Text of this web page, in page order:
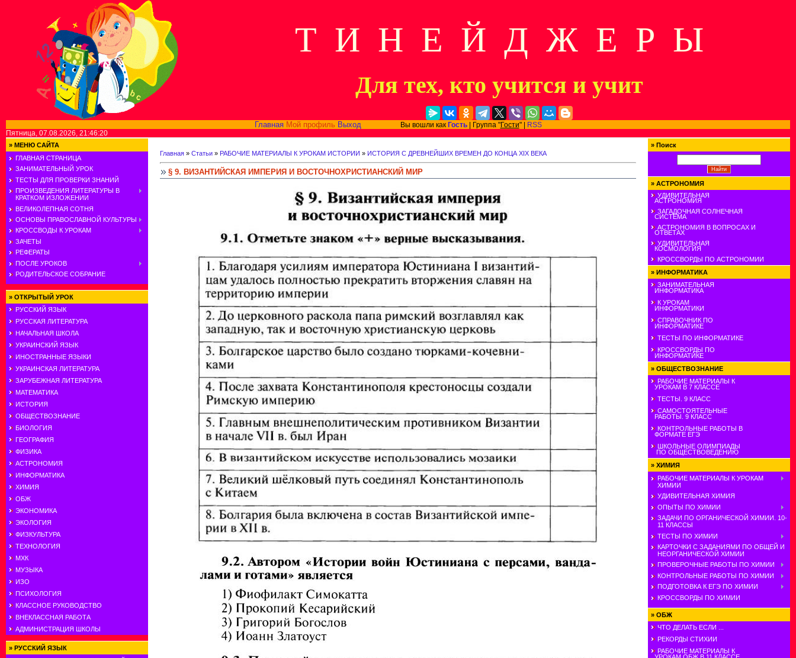
Т И Н Е Й Д Ж Е Р Ы
Для тех, кто учится и учит
Главная Мой профиль ВыходВы вошли как Гость| Группа "Гости" |
RSS
Пятница, 07.08.2026, 21:46:20
» МЕНЮ САЙТА
ГЛАВНАЯ СТРАНИЦА
ЗАНИМАТЕЛЬНЫЙ УРОК
ТЕСТЫ ДЛЯ ПРОВЕРКИ ЗНАНИЙ
ПРОИЗВЕДЕНИЯ ЛИТЕРАТУРЫ В
КРАТКОМ ИЗЛОЖЕНИИ
ВЕЛИКОЛЕПНАЯ СОТНЯ
ОСНОВЫ ПРАВОСЛАВНОЙ КУЛЬТУРЫ
КРОССВОДЫ К УРОКАМ
ЗАЧЕТЫ
РЕФЕРАТЫ
ПОСЛЕ УРОКОВ
РОДИТЕЛЬСКОЕ СОБРАНИЕ
» ОТКРЫТЫЙ УРОК
РУССКИЙ ЯЗЫК
РУССКАЯ ЛИТЕРАТУРА
НАЧАЛЬНАЯ ШКОЛА
УКРАИНСКИЙ ЯЗЫК
ИНОСТРАННЫЕ ЯЗЫКИ
УКРАИНСКАЯ ЛИТЕРАТУРА
ЗАРУБЕЖНАЯ ЛИТЕРАТУРА
МАТЕМАТИКА
ИСТОРИЯ
ОБЩЕСТВОЗНАНИЕ
БИОЛОГИЯ
ГЕОГРАФИЯ
ФИЗИКА
АСТРОНОМИЯ
ИНФОРМАТИКА
ХИМИЯ
ОБЖ
ЭКОНОМИКА
ЭКОЛОГИЯ
ФИЗКУЛЬТУРА
ТЕХНОЛОГИЯ
МХК
МУЗЫКА
ИЗО
ПСИХОЛОГИЯ
КЛАССНОЕ РУКОВОДСТВО
ВНЕКЛАССНАЯ РАБОТА
АДМИНИСТРАЦИЯ ШКОЛЫ
» РУССКИЙ ЯЗЫК
Главная » Статьи » РАБОЧИЕ МАТЕРИАЛЫ К УРОКАМ ИСТОРИИ » ИСТОРИЯ С ДРЕВНЕЙШИХ ВРЕМЕН ДО КОНЦА XIX ВЕКА
§ 9. ВИЗАНТИЙСКАЯ ИМПЕРИЯ И ВОСТОЧНОХРИСТИАНСКИЙ МИР
» Поиск
» АСТРОНОМИЯ
УДИВИТЕЛЬНАЯ
АСТРОНОМИЯ
ЗАГАДОЧНАЯ СОЛНЕЧНАЯ
СИСТЕМА
АСТРОНОМИЯ В ВОПРОСАХ И
ОТВЕТАХ
УДИВИТЕЛЬНАЯ
КОСМОЛОГИЯ
КРОССВОРДЫ ПО АСТРОНОМИИ
» ИНФОРМАТИКА
ЗАНИМАТЕЛЬНАЯ
ИНФОРМАТИКА
К УРОКАМ
ИНФОРМАТИКИ
СПРАВОЧНИК ПО
ИНФОРМАТИКЕ
ТЕСТЫ ПО ИНФОРМАТИКЕ
КРОССВОРДЫ ПО
ИНФОРМАТИКЕ
» ОБЩЕСТВОЗНАНИЕ
РАБОЧИЕ МАТЕРИАЛЫ К
УРОКАМ В 7 КЛАССЕ
ТЕСТЫ. 9 КЛАСС
САМОСТОЯТЕЛЬНЫЕ
РАБОТЫ. 9 КЛАСС
КОНТРОЛЬНЫЕ РАБОТЫ В
ФОРМАТЕ ЕГЭ
ШКОЛЬНЫЕ ОЛИМПИАДЫ
ПО ОБЩЕСТВОВЕДЕНИЮ
» ХИМИЯ
РАБОЧИЕ МАТЕРИАЛЫ К УРОКАМ
ХИМИИ
УДИВИТЕЛЬНАЯ ХИМИЯ
ОПЫТЫ ПО ХИМИИ
ЗАДАЧИ ПО ОРГАНИЧЕСКОЙ ХИМИИ. 10-
11 КЛАССЫ
ТЕСТЫ ПО ХИМИИ
КАРТОЧКИ С ЗАДАНИЯМИ ПО ОБЩЕЙ И
НЕОРГАНИЧЕСКОЙ ХИМИИ
ПРОВЕРОЧНЫЕ РАБОТЫ ПО ХИМИИ
КОНТРОЛЬНЫЕ РАБОТЫ ПО ХИМИИ
ПОДГОТОВКА К ЕГЭ ПО ХИМИИ
КРОССВОРДЫ ПО ХИМИИ
» ОБЖ
ЧТО ДЕЛАТЬ ЕСЛИ ...
РЕКОРДЫ СТИХИИ
РАБОЧИЕ МАТЕРИАЛЫ К